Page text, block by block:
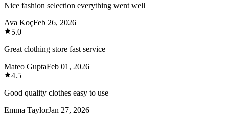
Nice fashion selection everything went well
Ava KoçFeb 26, 2026
5.0
Great clothing store fast service
Mateo GuptaFeb 01, 2026
4.5
Good quality clothes easy to use
Emma TaylorJan 27, 2026